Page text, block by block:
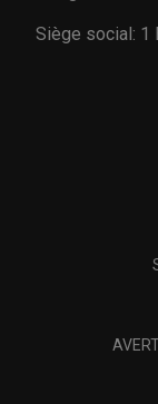
Siège social: 1